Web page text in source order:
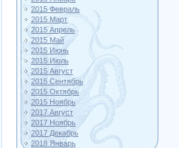
2015 Февраль
2015 Март
2015 Апрель
2015 Май
2015 Июнь
2015 Июль
2015 Август
2015 Сентябрь
2015 Октябрь
2015 Ноябрь
2017 Август
2017 Ноябрь
2017 Декабрь
2018 Январь